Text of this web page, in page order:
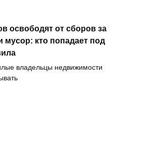
освободят от сборов за
мусор: кто попадает под
владельцы недвижимости